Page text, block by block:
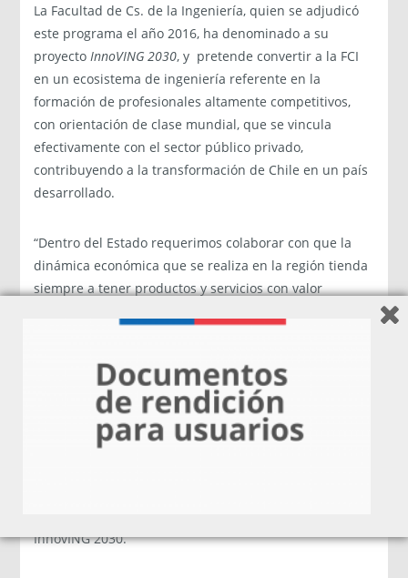
La Facultad de Cs. de la Ingeniería, quien se adjudicó
este programa el año 2016, ha denominado a su
proyecto InnoVING 2030, y pretende convertir a la FCI
en un ecosistema de ingeniería referente en la
formación de profesionales altamente competitivos,
con orientación de clase mundial, que se vincula
efectivamente con el sector público ­privado,
contribuyendo a la transformación de Chile en un país
desarrollado.
“Dentro del Estado requerimos colaborar con que la
dinámica económica que se realiza en la región tienda
siempre a tener productos y servicios con valor
manera distinta; académicos que estarán
absolutamente conectados con las necesidades de un
mundo empresarial por ejemplo y empresarios que
descubrirán que cuando se tengan barreras, a través
InnovING 2030.